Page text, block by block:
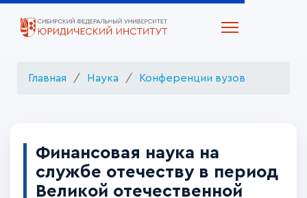
Главная Наука Конференции вузов
Финансовая наука на
службе отечеству в период
Великой отечественной